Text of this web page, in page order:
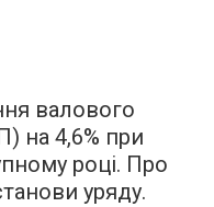
валового
на 4,6% при
році. Про
уряду.